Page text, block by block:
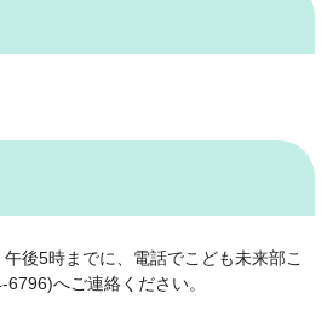
後5時までに、電話でこども未来部こ
へご連絡ください。